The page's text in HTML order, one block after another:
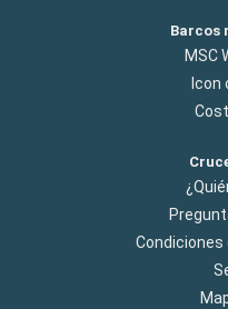
Barcos
MSC
Icon
Condiciones